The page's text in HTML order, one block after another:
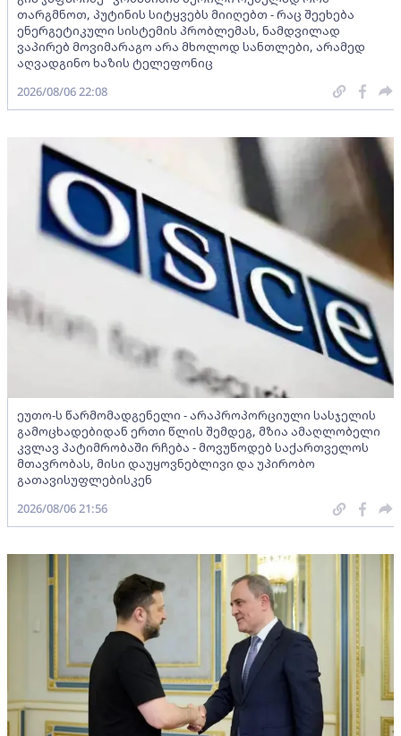
თარგმნოთ, პუტინის სიტყვებს მიიღებთ - რაც შეეხება
ენერგეტიკული სისტემის პრობლემას, ნამდვილად
ვაპირებ მოვიმარაგო არა მხოლოდ სანთლები, არამედ
აღვადგინო ხაზის ტელეფონიც
2026/08/06 22:08
ეუთო-ს წარმომადგენელი - არაპროპორციული სასჯელის
გამოცხადებიდან ერთი წლის შემდეგ, მზია ამაღლობელი
კვლავ პატიმრობაში რჩება - მოვუწოდებ საქართველოს
მთავრობას, მისი დაუყოვნებლივი და უპირობო
გათავისუფლებისკენ
2026/08/06 21:56